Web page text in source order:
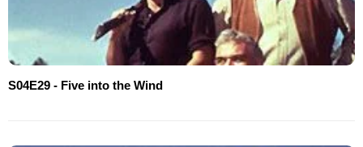
S04E29 - Five into the Wind